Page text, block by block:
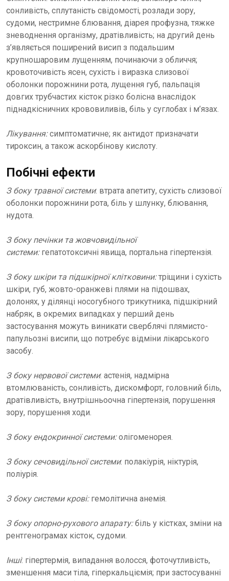
сонливість, сплутаність свідомості, розлади зору,
судоми, нестримне блювання, діарея профузна, тяжке
зневоднення організму, дратівливість; на другий день
з’являється поширений висип з подальшим
крупношаровим лущенням, починаючи з обличчя;
кровоточивість ясен, сухість і виразка слизової
оболонки порожнини рота, лущення губ, пальпація
довгих трубчастих кісток різко болісна внаслідок
піднадкісничних крововиливів, біль у суглобах i м’язах.
Лікування:симптоматичне; як антидот призначати
тироксин, а також аскорбінову кислоту.
Побічні ефекти
З боку травної системи: втрата апетиту, сухість слизової
оболонки порожнини рота, біль у шлунку, блювання,
нудота.
З боку печінки та жовчовидільної
системи:гепатотоксичні явища, портальна гіпертензія.
З боку шкіри та підшкірної клітковини:тріщини і сухість
шкіри, губ, жовто-оранжеві плями на підошвах,
долонях, у ділянці носогубного трикутника, підшкірний
набряк, в окремих випадках у перший день
застосування можуть виникати сверблячі плямисто-
папульозні висипи, що потребує відміни лікарського
засобу.
З боку нервової системи: астенія, надмірна
втомлюваність, сонливість, дискомфорт, головний біль,
дратівливість, внутрішньоочна гіпертензія, порушення
зору, порушення ходи.
З боку ендокринної системи:олігоменорея.
З боку сечовидільної системи: полакіурія, ніктурія,
поліурія.
З боку системи крові:гемолітична анемія.
З боку опорно-рухового апарату:біль у кістках, зміни на
рентгенограмах кісток, судоми.
Інші: гіпертермія, випадання волосся, фоточутливість,
зменшення маси тіла, гіперкальціємія; при застосуванні